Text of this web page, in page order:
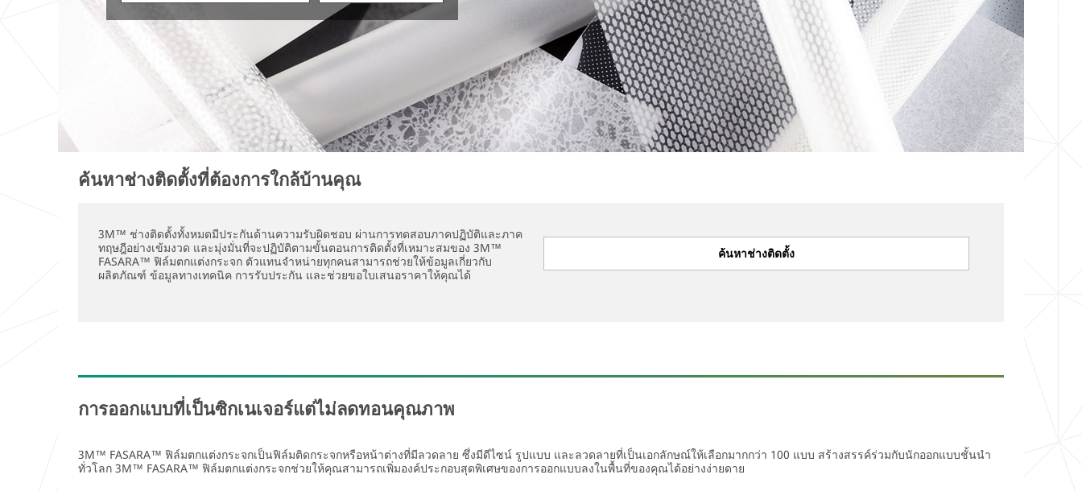
ค้นหาช่างติดตั้งที่ต้องการใกล้บ้านคุณ
3M™ ช่างติดตั้งทั้งหมดมีประกันด้านความรับผิดชอบ ผ่านการทดสอบภาคปฏิบัติและภาค
ทฤษฎีอย่างเข้มงวด และมุ่งมั่นที่จะปฏิบัติตามขั้นตอนการติดตั้งที่เหมาะสมของ 3M™
FASARA™ ฟิล์มตกแต่งกระจก ตัวแทนจำหน่ายทุกคนสามารถช่วยให้ข้อมูลเกี่ยวกับ
ผลิตภัณฑ์ ข้อมูลทางเทคนิค การรับประกัน และช่วยขอใบเสนอราคาให้คุณได้
ค้นหาช่างติดตั้ง
การออกแบบที่เป็นซิกเนเจอร์แต่ไม่ลดทอนคุณภาพ
3M™ FASARA™ ฟิล์มตกแต่งกระจกเป็นฟิล์มติดกระจกหรือหน้าต่างที่มีลวดลาย ซึ่งมีดีไซน์ รูปแบบ และลวดลายที่เป็นเอกลักษณ์ให้เลือกมากกว่า 100 แบบ สร้างสรรค์ร่วมกับนักออกแบบชั้นนำ
ทั่วโลก 3M™ FASARA™ ฟิล์มตกแต่งกระจกช่วยให้คุณสามารถเพิ่มองค์ประกอบสุดพิเศษของการออกแบบลงในพื้นที่ของคุณได้อย่างง่ายดาย